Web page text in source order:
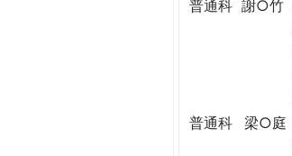
普通科 謝○竹
普通科
梁○庭